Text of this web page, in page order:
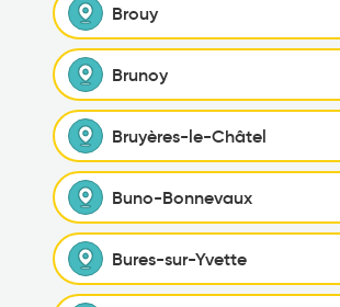
Brouy
Brunoy
Bruyères-le-Châtel
Buno-Bonnevaux
Bures-sur-Yvette